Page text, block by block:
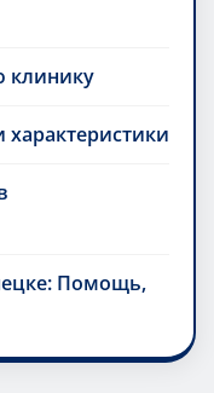
клинику
характеристики
Помощь,